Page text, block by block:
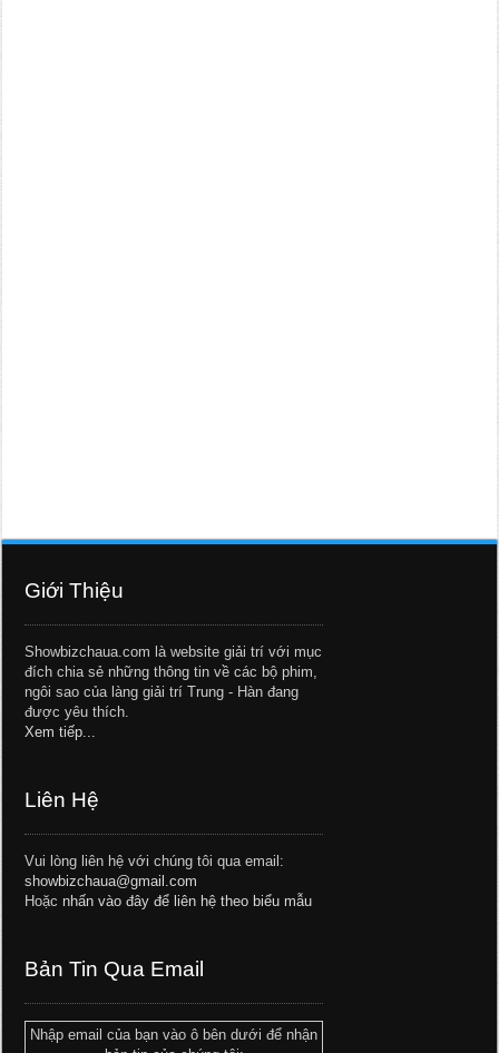
Giới Thiệu
Showbizchaua.com là website giải trí với mục
đích chia sẻ những thông tin về các bộ phim,
ngôi sao của làng giải trí Trung - Hàn đang
được yêu thích.
Xem tiếp...
Liên Hệ
Vui lòng liên hệ với chúng tôi qua email:
showbizchaua@gmail.com
Hoặc nhấn vào đây để liên hệ theo biểu mẫu
Bản Tin Qua Email
Nhập email của bạn vào ô bên dưới để nhận